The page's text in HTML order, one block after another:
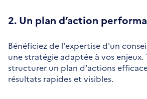
2. Un plan d’action
Bénéficiez de l'expertise d'un
une stratégie adaptée à vos enjeux.
structurer un plan d'actions
résultats rapides et visibles.